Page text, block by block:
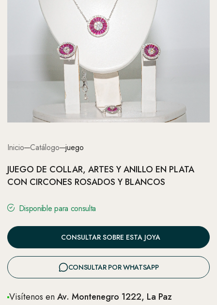
Inicio Catálogo juego
JUEGO DE COLLAR, ARTES Y ANILLO EN PLATA
CON CIRCONES ROSADOS Y BLANCOS
Disponible para consulta
CONSULTAR SOBRE ESTA JOYA
CONSULTAR POR WHATSAPP
Visítenos enAv. Montenegro 1222, La Paz